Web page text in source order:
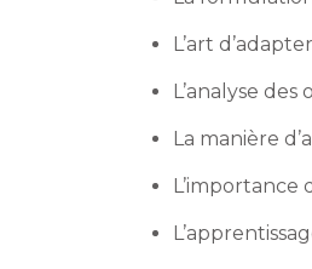
L’art
L’analyse
La manière
L’importance